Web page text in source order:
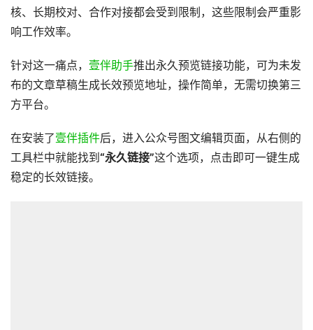
核、长期校对、合作对接都会受到限制，这些限制会严重影
响工作效率。
针对这一痛点， 壹伴助手推出永久预览链接功能，可为未发
布的文章草稿生成长效预览地址，操作简单，无需切换第三
方平台。
在安装了壹伴插件后，进入公众号图文编辑页面，从右侧的
工具栏中就能找到 “永久链接”这个选项，点击即可一键生成
稳定的长效链接。